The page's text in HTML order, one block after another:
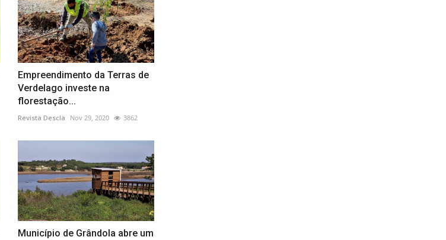
Empreendimento da Terras de
Verdelago investe na
florestação...
Revista Descla Nov 29, 2020 3862
Município de Grândola abre um